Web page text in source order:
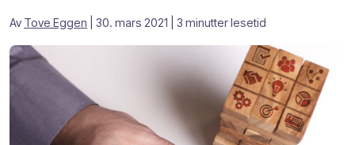
Av Tove Eggen | 30. mars 2021 | 3 minutter lesetid